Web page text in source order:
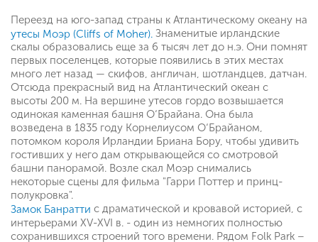
Переезд на юго-запад страны к Атлантическому океану на
утесы Моэр (Cliffs of Moher). Знаменитые ирландские
скалы образовались еще за 6 тысяч лет до н.э. Они помнят
первых поселенцев, которые появились в этих местах
много лет назад — скифов, англичан, шотландцев, датчан.
Отсюда прекрасный вид на Атлантический океан с
высоты 200 м. На вершине утесов гордо возвышается
одинокая каменная башня О‘Брайана. Она была
возведена в 1835 году Корнелиусом О‘Брайаном,
потомком короля Ирландии Бриана Бору, чтобы удивить
гостивших у него дам открывающейся со смотровой
башни панорамой. Возле скал Моэр снимались
некоторые сцены для фильма "Гарри Поттер и принц-
полукровка".
Замок Банратти с драматической и кровавой историей, с
интерьерами XV-XVI в. - один из немногих полностью
сохранившихся строений того времени. Рядом Folk Park –